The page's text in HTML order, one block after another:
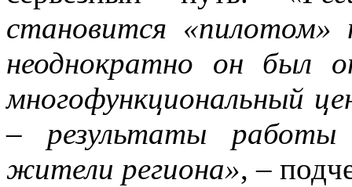
становится «пилотом»
неоднократно он был
многофункциональный
– результаты работы
жители региона», –